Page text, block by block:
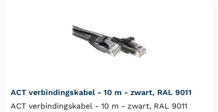
ACT verbindingskabel - 10 m - zwart, RAL 9011
ACT verbindingskabel - 10 m - zwart, RAL 9011